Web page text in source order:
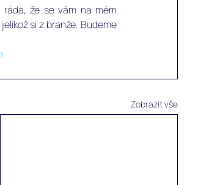
ráda, že se vám na mém
si z branže. Budeme
Zobrazit vše